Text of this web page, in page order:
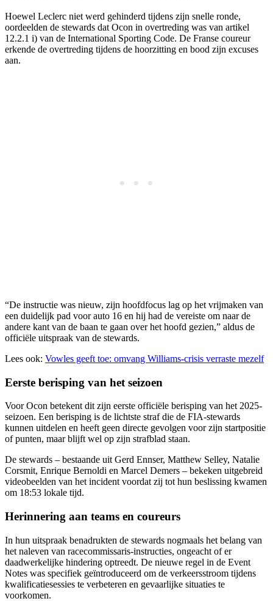
Hoewel Leclerc niet werd gehinderd tijdens zijn snelle ronde,
oordeelden de stewards dat Ocon in overtreding was van artikel
12.2.1 i) van de International Sporting Code. De Franse coureur
erkende de overtreding tijdens de hoorzitting en bood zijn excuses
aan.
“De instructie was nieuw, zijn hoofdfocus lag op het vrijmaken van
een duidelijk pad voor auto 16 en hij had de vereiste om naar de
andere kant van de baan te gaan over het hoofd gezien,” aldus de
officiële uitspraak van de stewards.
Lees ook: Vowles geeft toe: omvang Williams-crisis verraste mezelf
Eerste berisping van het seizoen
Voor Ocon betekent dit zijn eerste officiële berisping van het 2025-
seizoen. Een berisping is de lichtste straf die de FIA-stewards
kunnen uitdelen en heeft geen directe gevolgen voor zijn startpositie
of punten, maar blijft wel op zijn strafblad staan.
De stewards – bestaande uit Gerd Ennser, Matthew Selley, Natalie
Corsmit, Enrique Bernoldi en Marcel Demers – bekeken uitgebreid
videobeelden van het incident voordat zij tot hun beslissing kwamen
om 18:53 lokale tijd.
Herinnering aan teams en coureurs
In hun uitspraak benadrukten de stewards nogmaals het belang van
het naleven van racecommissaris-instructies, ongeacht of er
daadwerkelijke hindering optreedt. De nieuwe regel in de Event
Notes was specifiek geïntroduceerd om de verkeersstroom tijdens
kwalificatiesessies te verbeteren en gevaarlijke situaties te
voorkomen.